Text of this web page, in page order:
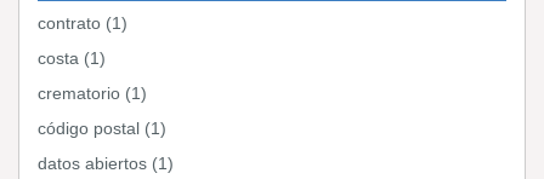
contrato (1)
costa (1)
crematorio (1)
código postal (1)
datos abiertos (1)